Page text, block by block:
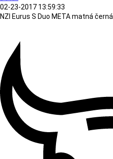
02-23-2017 13:59:33
NZI Eurus S Duo META matná černá